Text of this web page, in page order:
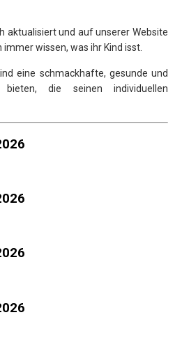
aktualisiert und auf unserer Website
wissen, was ihr Kind isst.
eine schmackhafte, gesunde und
die seinen individuellen